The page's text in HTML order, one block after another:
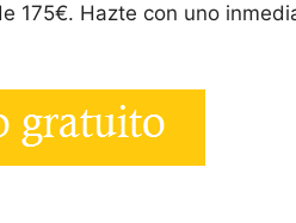
175€. Hazte con uno